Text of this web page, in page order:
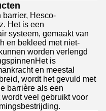
barrier, Hesco-
Het is een
systeem, gemaakt van
en bekleed met niet-
worden verlengd
is
en meestal
wordt het gevuld met
barrière als een
veel gebruikt voor